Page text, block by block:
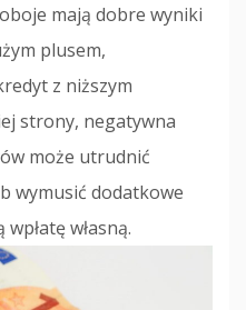
mają dobre wyniki
plusem,
z niższym
strony, negatywna
może utrudnić
wymusić dodatkowe
własną.